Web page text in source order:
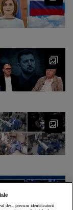
dvs., precum identificatorii